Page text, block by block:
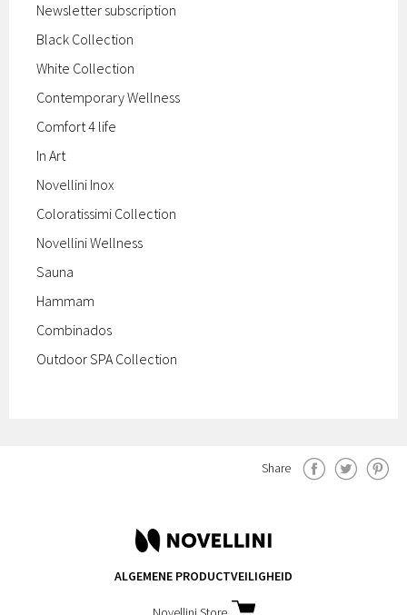
Newsletter subscription
Black Collection
White Collection
Contemporary Wellness
Comfort 4 life
In Art
Novellini Inox
Coloratissimi Collection
Novellini Wellness
Sauna
Hammam
Combinados
Outdoor SPA Collection
Share
ALGEMENE PRODUCTVEILIGHEID